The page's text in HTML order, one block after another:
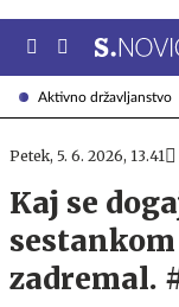
Aktivno državljanstvo
Petek, 5. 6. 2026, 13.41
Kaj se
zadremal.